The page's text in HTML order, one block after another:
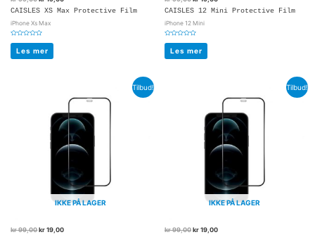
CAISLES XS Max Protective Film
iPhone Xs Max
Vurdert
av
5
Les mer
CAISLES 12 Mini Protective Film
iPhone 12 Mini
Vurdert
av
5
Les mer
Tilbud!
IKKE PÅ LAGER
kr99,00kr19,00
Tilbud!
IKKE PÅ LAGER
kr99,00kr19,00